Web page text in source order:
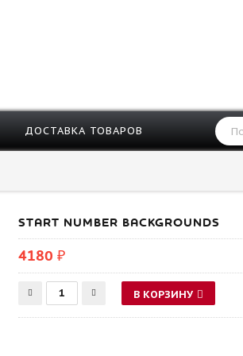
ДОСТАВКА ТОВАРОВ
START NUMBER BACKGROUNDS
4180 ₽
В КОРЗИНУ